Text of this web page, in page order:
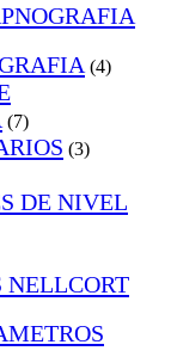
(4)
(7)
(3)
DE NIVEL
NELLCORT